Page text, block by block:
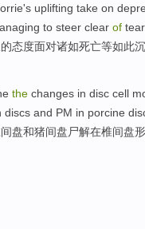
's uplifting take on
to steer clear of
态度面对诸如死亡等如此
the changes in disc cell
discs and PM in porcine
盘和猪间盘尸解在椎间盘